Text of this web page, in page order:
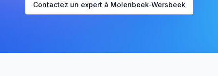
Contactez un expert à Molenbeek-Wersbeek